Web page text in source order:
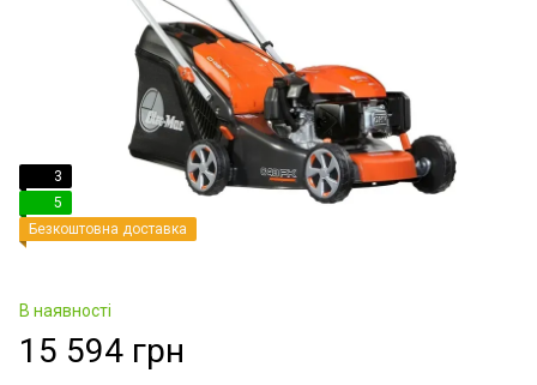
3
5
Безкоштовна доставка
В наявності
15 594 грн